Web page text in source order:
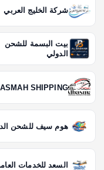
شركة الخليج العربي
بيت البسمة للشحن
الدولي
SHIPPING
هوم سيف للشحن
السعد للخدمات